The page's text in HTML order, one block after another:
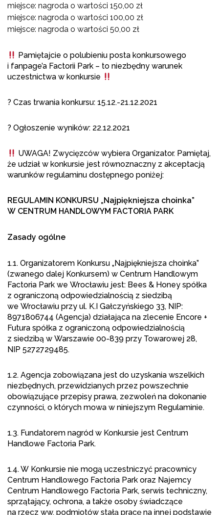
miejsce: nagroda o wartości 150,00 zł
miejsce: nagroda o wartości 100,00 zł
miejsce: nagroda o wartości 50,00 zł
Pamiętajcie o polubieniu posta konkursowego
i fanpage’a Factorii Park – to niezbędny warunek
uczestnictwa w konkursie
? Czas trwania konkursu: 15.12.-21.12.2021
? Ogłoszenie wyników: 22.12.2021
UWAGA! Zwycięzców wybiera Organizator. Pamiętaj,
że udział w konkursie jest równoznaczny z akceptacją
warunków regulaminu dostępnego poniżej:
REGULAMIN KONKURSU „Najpiękniejsza choinka”
W CENTRUM HANDLOWYM FACTORIA PARK
Zasady ogólne
1.1. Organizatorem Konkursu „Najpiękniejsza choinka”
(zwanego dalej Konkursem) w Centrum Handlowym
Factoria Park we Wrocławiu jest: Bees & Honey spółka
z ograniczoną odpowiedzialnością z siedzibą
we Wrocławiu przy ul. K.I Gałczyńskiego 33, NIP:
8971806744 (Agencja) działająca na zlecenie Encore +
Futura spółka z ograniczoną odpowiedzialnością
z siedzibą w Warszawie 00-839 przy Towarowej 28,
NIP 5272729485.
1.2. Agencja zobowiązana jest do uzyskania wszelkich
niezbędnych, przewidzianych przez powszechnie
obowiązujące przepisy prawa, zezwoleń na dokonanie
czynności, o których mowa w niniejszym Regulaminie.
1.3. Fundatorem nagród w Konkursie jest Centrum
Handlowe Factoria Park.
1.4. W Konkursie nie mogą uczestniczyć pracownicy
Centrum Handlowego Factoria Park oraz Najemcy
Centrum Handlowego Factoria Park, serwis techniczny,
sprzątający, ochrona, a także osoby świadczące
na rzecz ww. podmiotów stałą pracę na innej podstawie